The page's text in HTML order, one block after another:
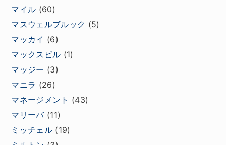
マイル (60)
マスウェルブルック (5)
マッカイ (6)
マックスビル (1)
マッジー (3)
マニラ (26)
マネージメント (43)
マリーバ(11)
ミッチェル (19)